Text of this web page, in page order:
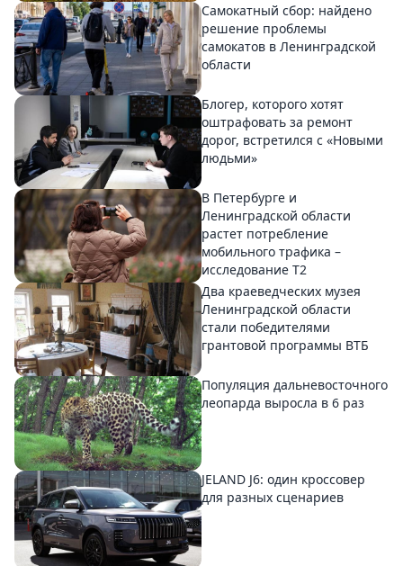
Самокатный сбор: найдено
решение проблемы
самокатов в Ленинградской
области
Блогер, которого хотят
оштрафовать за ремонт
дорог, встретился с «Новыми
людьми»
В Петербурге и
Ленинградской области
растет потребление
мобильного трафика –
исследование T2
Два краеведческих музея
Ленинградской области
стали победителями
грантовой программы ВТБ
Популяция дальневосточного
леопарда выросла в 6 раз
JELAND J6: один кроссовер
для разных сценариев